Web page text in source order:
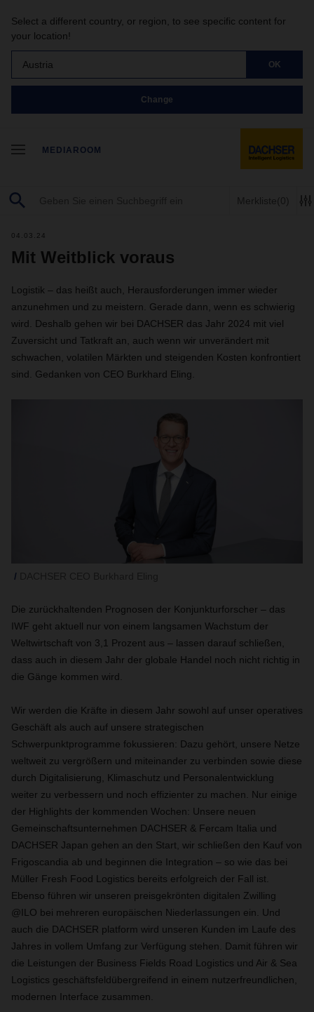
Select a different country, or region, to see specific content for
your location!
Austria OK
Change
MEDIAROOM
Merkliste(0)
04.03.24
Mit Weitblick voraus
Logistik – das heißt auch, Herausforderungen immer wieder
anzunehmen und zu meistern. Gerade dann, wenn es schwierig
wird. Deshalb gehen wir bei DACHSER das Jahr 2024 mit viel
Zuversicht und Tatkraft an, auch wenn wir unverändert mit
schwachen, volatilen Märkten und steigenden Kosten konfrontiert
sind. Gedanken von CEO Burkhard Eling.
Die zurückhaltenden Prognosen der Konjunkturforscher – das
IWF geht aktuell nur von einem langsamen Wachstum der
Weltwirtschaft von 3,1 Prozent aus – lassen darauf schließen,
dass auch in diesem Jahr der globale Handel noch nicht richtig in
die Gänge kommen wird.
Wir werden die Kräfte in diesem Jahr sowohl auf unser operatives
Geschäft als auch auf unsere strategischen
Schwerpunktprogramme fokussieren: Dazu gehört, unsere Netze
weltweit zu vergrößern und miteinander zu verbinden sowie diese
durch Digitalisierung, Klimaschutz und Personalentwicklung
weiter zu verbessern und noch effizienter zu machen. Nur einige
der Highlights der kommenden Wochen: Unsere neuen
Gemeinschaftsunternehmen DACHSER & Fercam Italia und
DACHSER Japan gehen an den Start, wir schließen den Kauf von
Frigoscandia ab und beginnen die Integration – so wie das bei
Müller Fresh Food Logistics bereits erfolgreich der Fall ist.
Ebenso führen wir unseren preisgekrönten digitalen Zwilling
@ILO bei mehreren europäischen Niederlassungen ein. Und
auch die DACHSER platform wird unseren Kunden im Laufe des
Jahres in vollem Umfang zur Verfügung stehen. Damit führen wir
die Leistungen der Business Fields Road Logistics und Air & Sea
Logistics geschäftsfeldübergreifend in einem nutzerfreundlichen,
modernen Interface zusammen.